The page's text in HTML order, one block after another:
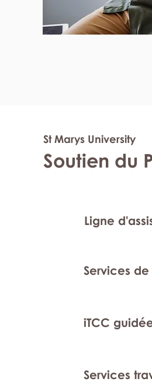
St Marys University
Soutien du
Ligne
Services
iTCC
Services